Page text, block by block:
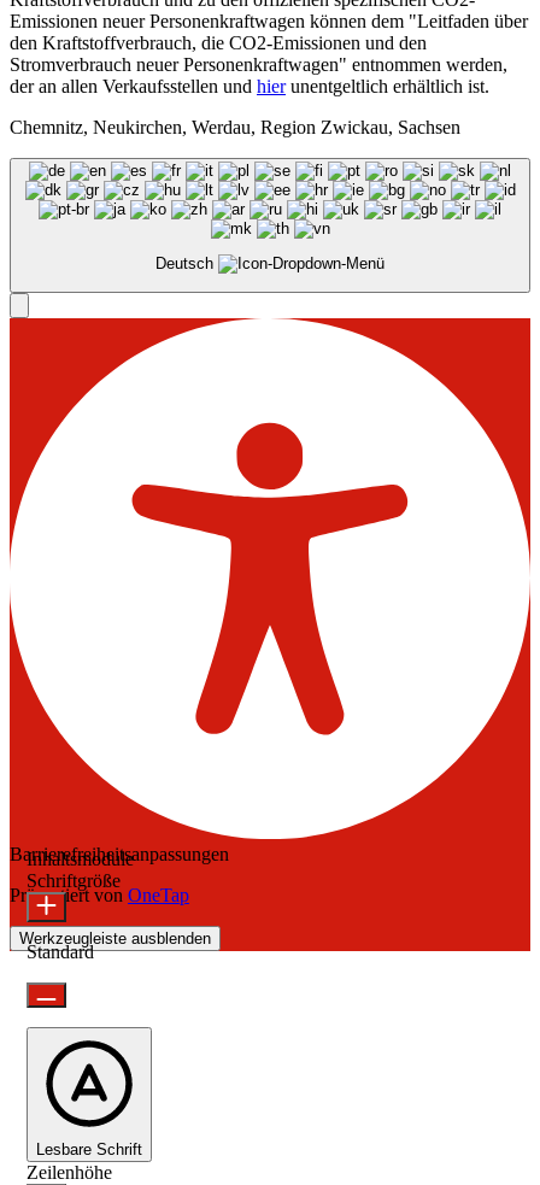
Emissionen neuer Personenkraftwagen können dem "Leitfaden über
den Kraftstoffverbrauch, die CO2-Emissionen und den
Stromverbrauch neuer Personenkraftwagen" entnommen werden,
der an allen Verkaufsstellen und hierunentgeltlich erhältlich ist.
Chemnitz, Neukirchen, Werdau, Region Zwickau, Sachsen
Deutsch
Barrierefreiheitsanpassungen
Präsentiert von OneTap
Werkzeugleiste ausblenden
Inhaltsmodule
Schriftgröße
Standard
Lesbare Schrift
Zeilenhöhe